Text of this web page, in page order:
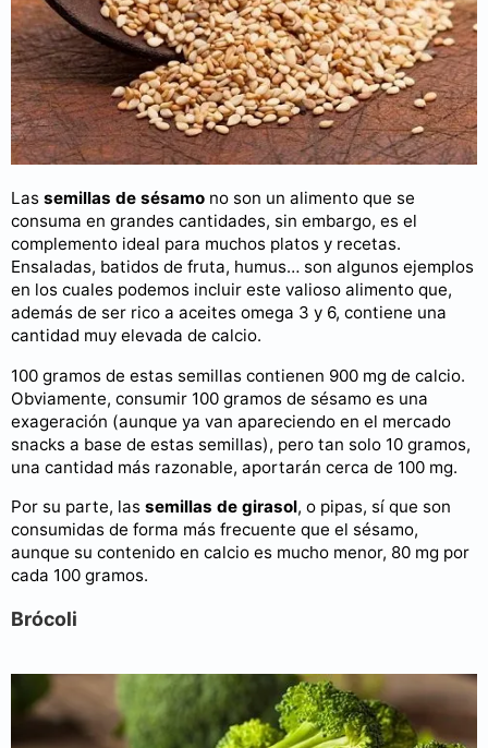
Las semillas de sésamo no son un alimento que se
consuma en grandes cantidades, sin embargo, es el
complemento ideal para muchos platos y recetas.
Ensaladas, batidos de fruta, humus… son algunos ejemplos
en los cuales podemos incluir este valioso alimento que,
además de ser rico a aceites omega 3 y 6, contiene una
cantidad muy elevada de calcio.
100 gramos de estas semillas contienen 900 mg de calcio.
Obviamente, consumir 100 gramos de sésamo es una
exageración (aunque ya van apareciendo en el mercado
snacks a base de estas semillas), pero tan solo 10 gramos,
una cantidad más razonable, aportarán cerca de 100 mg.
Por su parte, las semillas de girasol, o pipas, sí que son
consumidas de forma más frecuente que el sésamo,
aunque su contenido en calcio es mucho menor, 80 mg por
cada 100 gramos.
Brócoli